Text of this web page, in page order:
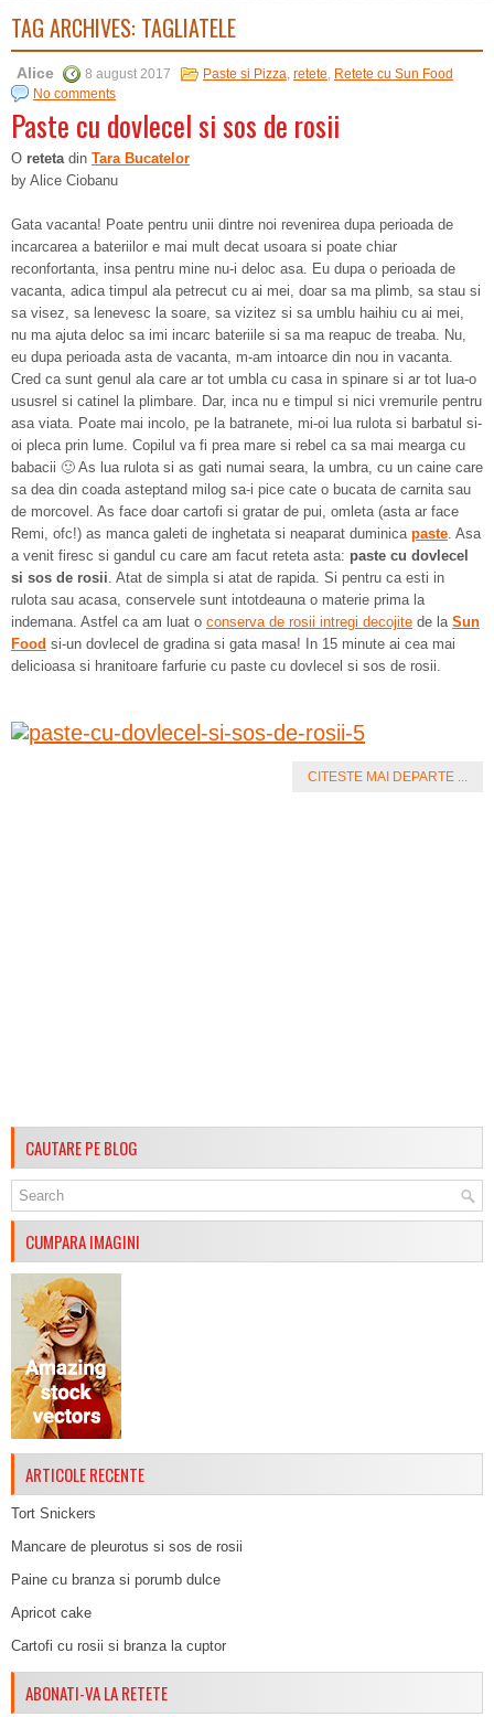
TAG ARCHIVES: TAGLIATELE
Alice 8 august 2017 Paste si Pizza, retete, Retete cu Sun Food
No comments
Paste cu dovlecel si sos de rosii
O retetadin Tara Bucatelor
by Alice Ciobanu
Gata vacanta! Poate pentru unii dintre noi revenirea dupa perioada de
incarcarea a bateriilor e mai mult decat usoara si poate chiar
reconfortanta, insa pentru mine nu-i deloc asa. Eu dupa o perioada de
vacanta, adica timpul ala petrecut cu ai mei, doar sa ma plimb, sa stau si
sa visez, sa lenevesc la soare, sa vizitez si sa umblu haihiu cu ai mei,
nu ma ajuta deloc sa imi incarc bateriile si sa ma reapuc de treaba. Nu,
eu dupa perioada asta de vacanta, m-am intoarce din nou in vacanta.
Cred ca sunt genul ala care ar tot umbla cu casa in spinare si ar tot lua-o
ususrel si catinel la plimbare. Dar, inca nu e timpul si nici vremurile pentru
asa viata. Poate mai incolo, pe la batranete, mi-oi lua rulota si barbatul si-
oi pleca prin lume. Copilul va fi prea mare si rebel ca sa mai mearga cu
babacii 🙂 As lua rulota si as gati numai seara, la umbra, cu un caine care
sa dea din coada asteptand milog sa-i pice cate o bucata de carnita sau
de morcovel. As face doar cartofi si gratar de pui, omleta (asta ar face
Remi, ofc!) as manca galeti de inghetata si neaparat duminica paste. Asa
a venit firesc si gandul cu care am facut reteta asta: paste cu dovlecel
si sos de rosii. Atat de simpla si atat de rapida. Si pentru ca esti in
rulota sau acasa, conservele sunt intotdeauna o materie prima la
indemana. Astfel ca am luat o conserva de rosii intregi decojite de la Sun
Food si-un dovlecel de gradina si gata masa! In 15 minute ai cea mai
delicioasa si hranitoare farfurie cu paste cu dovlecel si sos de rosii.
CITESTE MAI DEPARTE ...
CAUTARE PE BLOG
CUMPARA IMAGINI
ARTICOLE RECENTE
Tort Snickers
Mancare de pleurotus si sos de rosii
Paine cu branza si porumb dulce
Apricot cake
Cartofi cu rosii si branza la cuptor
ABONATI-VA LA RETETE